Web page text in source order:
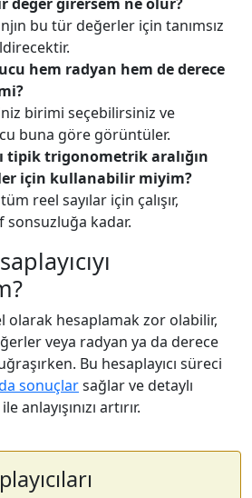
bu tür değerler için tanımsız
hem radyan hem de derece
birimi seçebilirsiniz ve
buna göre görüntüler.
tipik trigonometrik aralığın
için kullanabilir miyim?
reel sayılar için çalışır,
kadar.
olarak hesaplamak zor olabilir,
veya radyan ya da derece
Bu hesaplayıcı süreci
sonuçlarsağlar ve detaylı
anlayışınızı artırır.